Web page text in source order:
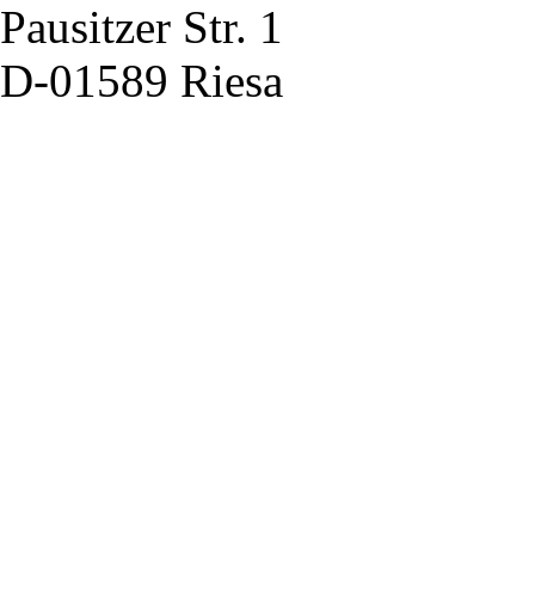
Pausitzer Str. 1
D-01589 Riesa